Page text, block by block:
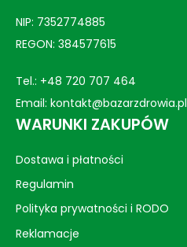
NIP: 7352774885
REGON: 384577615
Tel.: +48 720 707 464
Email: kontakt@bazarzdrowia.pl
WARUNKI ZAKUPÓW
Dostawa i płatności
Regulamin
Polityka prywatności i RODO
Reklamacje